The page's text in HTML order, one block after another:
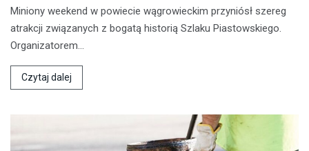
Miniony weekend w powiecie wągrowieckim przyniósł szereg
atrakcji związanych z bogatą historią Szlaku Piastowskiego.
Organizatorem…
Czytaj dalej